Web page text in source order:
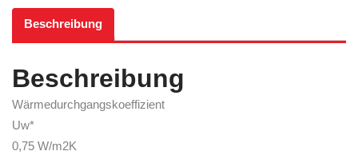
Beschreibung
Beschreibung
Wärmedurchgangskoeffizient
Uw*
0,75 W/m2K